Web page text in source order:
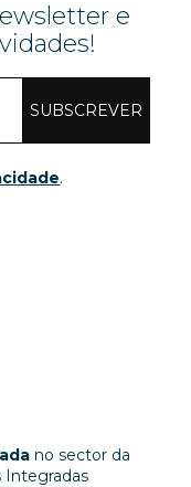
e
SUBSCREVER
.
no sector da
Integradas